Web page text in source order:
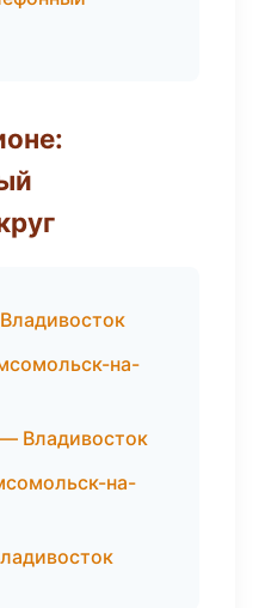
на-
Владивосток
на-